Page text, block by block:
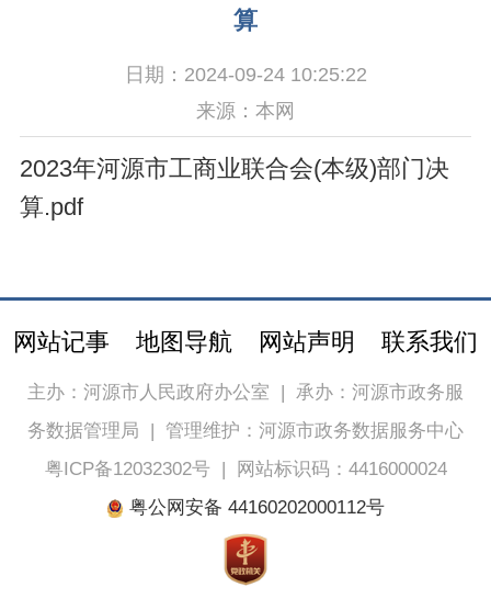
算
日期：2024-09-24 10:25:22
来源：本网
2023年河源市工商业联合会(本级)部门决
算.pdf
网站记事 地图导航 网站声明 联系我们
主办：河源市人民政府办公室 | 承办：河源市政务服
务数据管理局 | 管理维护：河源市政务数据服务中心
粤ICP备12032302号|
网站标识码：4416000024
粤公网安备 44160202000112号